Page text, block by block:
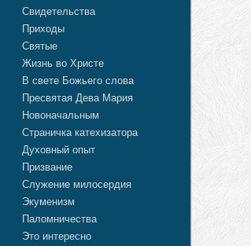
Свидетельства
Приходы
Святые
Жизнь во Христе
В свете Божьего слова
Пресвятая Дева Мария
Новоначальным
Страничка катехизатора
Духовный опыт
Призвание
Служение милосердия
Экуменизм
Паломничества
Это интересно